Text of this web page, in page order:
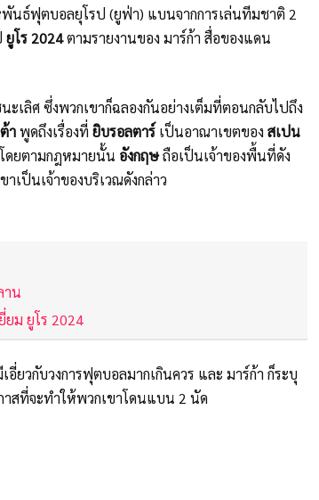
นธ์ฟุตบอลยุโรป (ยูฟ่า) แบนจากการเล่นทีมชาติ 2
ยูโร 2024ตามรายงานของ มาร์ก้า สื่อของแดน
เลิศ ซึ่งพวกเขาก็ฉลองกันอย่างเต็มที่ตอนกลับไปถึง
าพูดถึงเรื่องที่ ยิบรอลตาร์ เป็นอาณาเขตของ สเปน
ดยตามกฎหมายนั้น อังกฤษถือเป็นเจ้าของพื้นที่ดัง
าเป็นเจ้าของบริเวณดังกล่าว
าน
ยม ยูโร 2024
อี่ยวกับวงการฟุตบอลมากเกินควร และ มาร์ก้า ก็ระบุ
าสที่จะทำให้พวกเขาโดนแบน 2 นัด